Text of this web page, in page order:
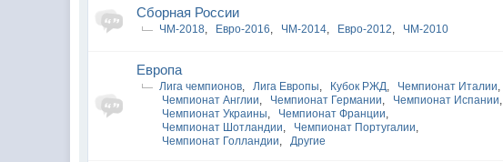
Сборная России
ЧМ-2018, Евро-2016, ЧМ-2014, Евро-2012, ЧМ-2010
Европа
Лига чемпионов, Лига Европы, Кубок РЖД, Чемпионат Италии,
Чемпионат Англии, Чемпионат Германии, Чемпионат Испании,
Чемпионат Украины, Чемпионат Франции,
Чемпионат Шотландии, Чемпионат Португалии,
Чемпионат Голландии, Другие